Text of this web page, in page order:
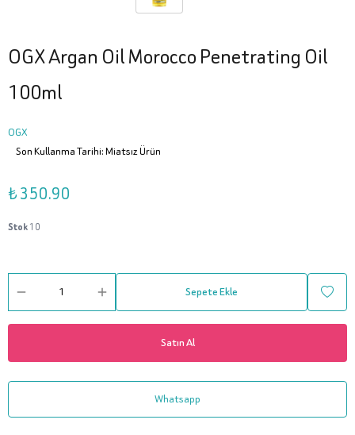
OGX Argan Oil Morocco Penetrating Oil
100ml
OGX
Son Kullanma Tarihi: Miatsız Ürün
₺ 350.90
Stok10
Sepete Ekle
Satın Al
Whatsapp